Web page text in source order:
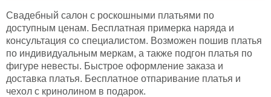
Свадебный салон с роскошными платьями по
доступным ценам. Бесплатная примерка наряда и
консультация со специалистом. Возможен пошив платья
по индивидуальным меркам, а также подгон платья по
фигуре невесты. Быстрое оформление заказа и
доставка платья. Бесплатное отпаривание платья и
чехол с кринолином в подарок.